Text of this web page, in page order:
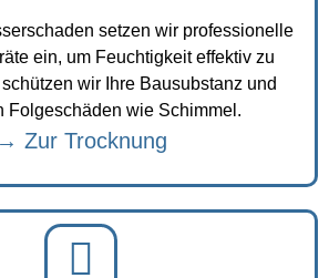
setzen wir professionelle
ein, um Feuchtigkeit effektiv zu
wir Ihre Bausubstanz und
Folgeschäden wie Schimmel.
→ Zur Trocknung